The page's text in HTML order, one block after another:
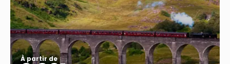
À partir de